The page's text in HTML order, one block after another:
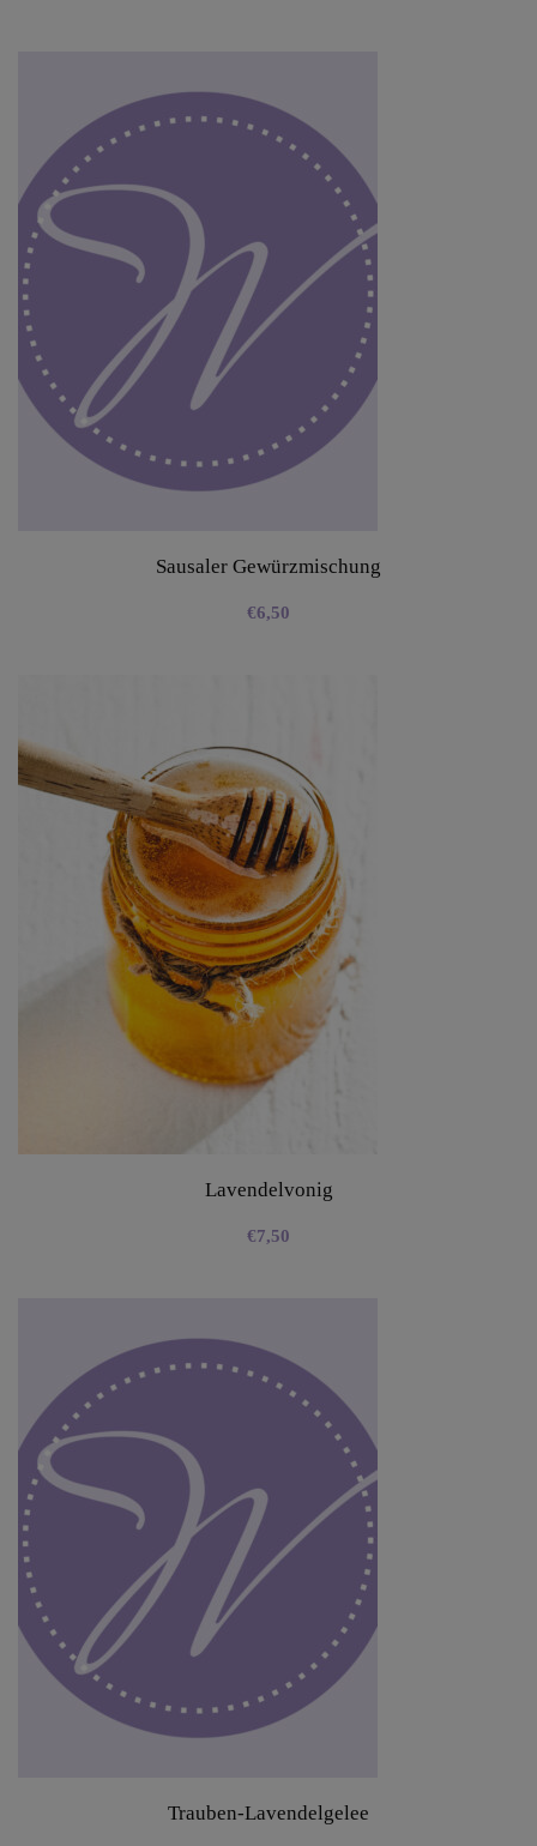
Sausaler Gewürzmischung
€6,50
Lavendelvonig
€7,50
Trauben-Lavendelgelee